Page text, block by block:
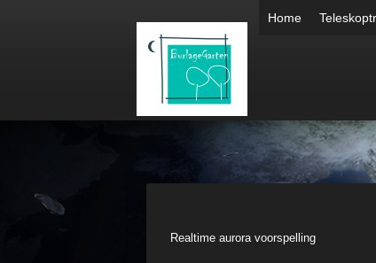
Home
Realtime aurora voorspelling